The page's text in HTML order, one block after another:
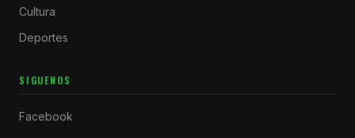
Cultura
Deportes
SIGUENOS
Facebook